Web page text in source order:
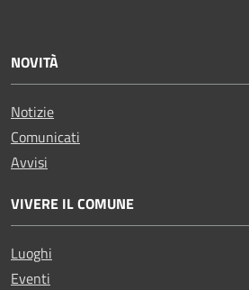
NOVITÀ
Notizie
Comunicati
Avvisi
VIVERE IL COMUNE
Luoghi
Eventi